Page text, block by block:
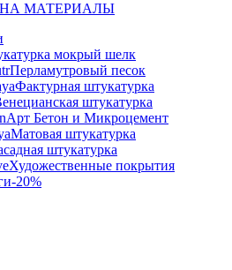
МАТЕРИАЛЫ
мокрый шелк
Перламутровый песок
Фактурная штукатурка
штукатурка
Арт Бетон и Микроцемент
Матовая штукатурка
штукатурка
Художественные покрытия
-20%